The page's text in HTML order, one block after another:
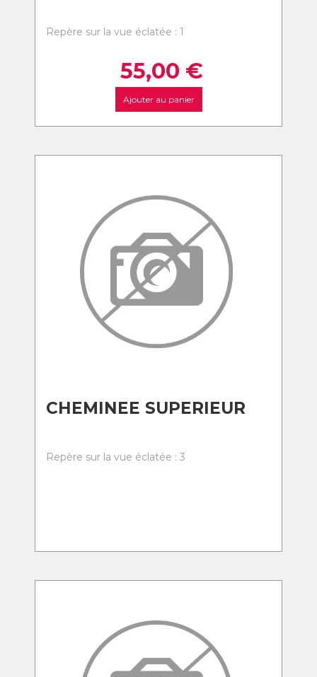
Repère sur la vue éclatée : 1
55,00 €
Ajouter au panier
CHEMINEE SUPERIEUR
Repère sur la vue éclatée : 3